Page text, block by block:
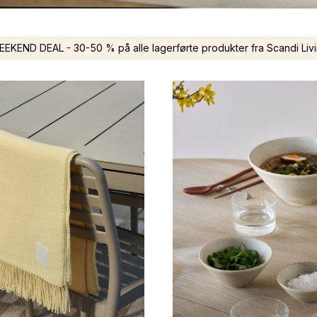
DEAL - 30-50 % på alle lagerførte produkter fra Scandi